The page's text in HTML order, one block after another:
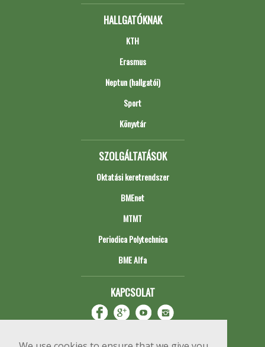
HALLGATÓKNAK
KTH
Erasmus
Neptun (hallgatói)
Sport
Könyvtár
SZOLGÁLTATÁSOK
Oktatási keretrendszer
BMEnet
MTMT
Periodica Polytechnica
BME Alfa
KAPCSOLAT